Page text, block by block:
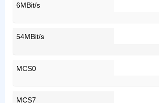
6MBit/s
54MBit/s
MCS0
MCS7